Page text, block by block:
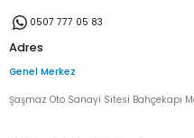
0507 777 05 83
Adres
Genel Merkez
Şaşmaz Oto Sanayi Sitesi Bahçekapı